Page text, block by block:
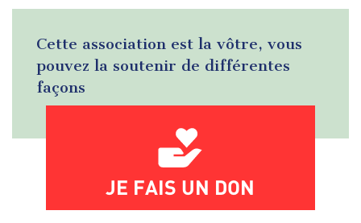
Cette association est la vôtre, vous
pouvez la soutenir de différentes
façons
JE FAIS UN DON